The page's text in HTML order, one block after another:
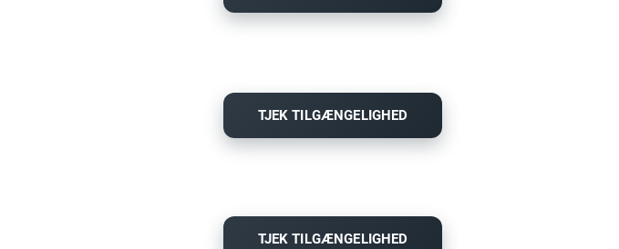
TJEK TILGÆNGELIGHED
TJEK TILGÆNGELIGHED